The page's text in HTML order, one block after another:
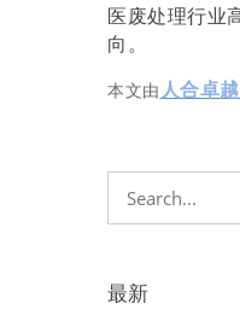
医废处理行业
向。
本文由 人合卓
最新